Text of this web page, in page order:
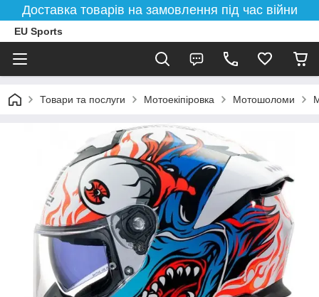
Доставка товарів на замовлення під час війни
EU Sports
Товари та послуги Мотоекіпіровка Мотошоломи